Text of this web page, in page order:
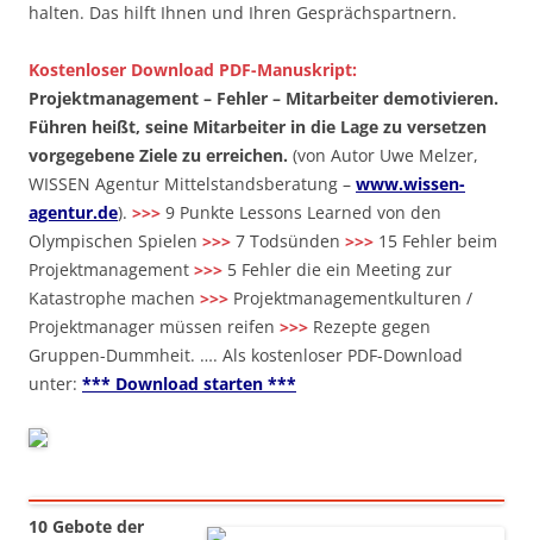
halten. Das hilft Ihnen und Ihren Gesprächspartnern.
Kostenloser Download PDF-Manuskript:
Projektmanagement – Fehler – Mitarbeiter demotivieren.
Führen heißt, seine Mitarbeiter in die Lage zu versetzen
vorgegebene Ziele zu erreichen. (von Autor Uwe Melzer,
WISSEN Agentur Mittelstandsberatung – www.wissen-
agentur.de). >>> 9 Punkte Lessons Learned von den
Olympischen Spielen >>> 7 Todsünden >>> 15 Fehler beim
Projektmanagement >>> 5 Fehler die ein Meeting zur
Katastrophe machen >>> Projektmanagementkulturen /
Projektmanager müssen reifen >>> Rezepte gegen
Gruppen-Dummheit. …. Als kostenloser PDF-Download
unter: *** Download starten ***
10 Gebote der